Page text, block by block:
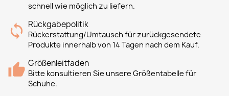
schnell wie möglich zu liefern.
Rückgabepolitik
Rückerstattung/Umtausch für zurückgesendete
Produkte innerhalb von 14 Tagen nach dem Kauf.
Größenleitfaden
Bitte konsultieren Sie unsere Größentabelle für
Schuhe.